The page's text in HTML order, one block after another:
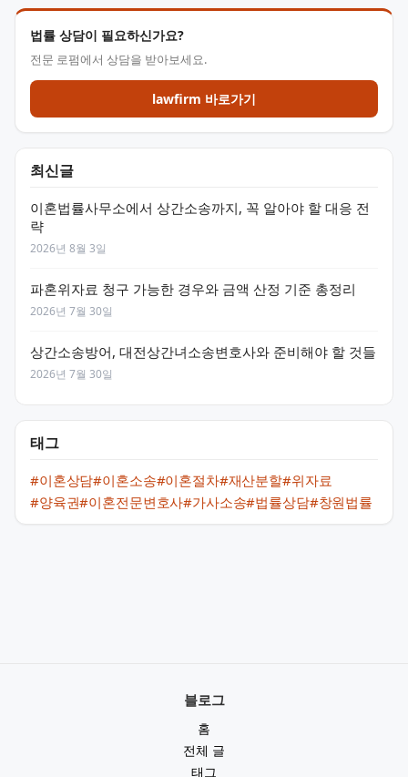
법률 상담이 필요하신가요?
전문 로펌에서 상담을 받아보세요.
lawfirm 바로가기
최신글
이혼법률사무소에서 상간소송까지, 꼭 알아야 할 대응 전
략
2026년 8월 3일
파혼위자료 청구 가능한 경우와 금액 산정 기준 총정리
2026년 7월 30일
상간소송방어, 대전상간녀소송변호사와 준비해야 할 것들
2026년 7월 30일
태그
#이혼상담#이혼소송#이혼절차#재산분할#위자료
#양육권#이혼전문변호사#가사소송#법률상담#창원법률
블로그
홈
전체 글
태그